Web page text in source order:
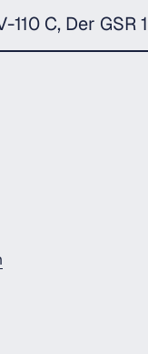
110 C, Der